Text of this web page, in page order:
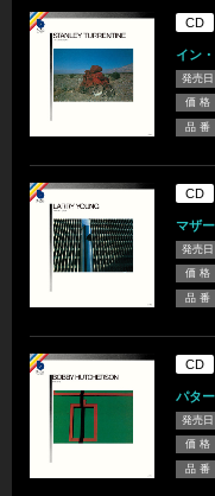
CD
イン
発売日
価 格
品 番
CD
マザ
発売日
価 格
品 番
CD
パタ
発売日
価 格
品 番